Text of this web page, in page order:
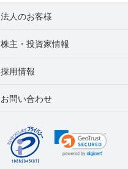
法人のお客様
株主・投資家情報
お問い合わせ
採用情報